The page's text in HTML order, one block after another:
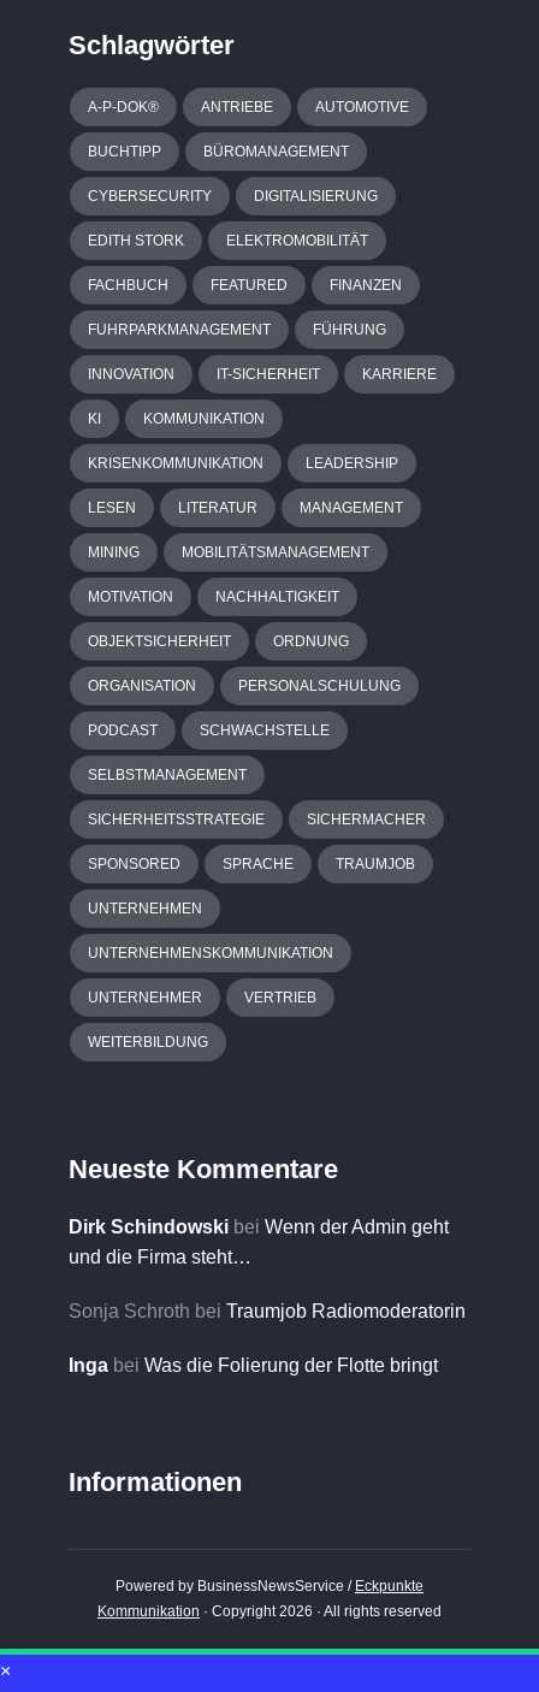
Schlagwörter
A-P-DOK® ANTRIEBE AUTOMOTIVE
BUCHTIPP BÜROMANAGEMENT
CYBERSECURITY DIGITALISIERUNG
EDITH STORK ELEKTROMOBILITÄT
FACHBUCH FEATURED FINANZEN
FUHRPARKMANAGEMENT FÜHRUNG
INNOVATION IT-SICHERHEIT KARRIERE
KI KOMMUNIKATION
KRISENKOMMUNIKATION LEADERSHIP
LESEN LITERATUR MANAGEMENT
MINING MOBILITÄTSMANAGEMENT
MOTIVATION NACHHALTIGKEIT
OBJEKTSICHERHEIT ORDNUNG
ORGANISATION PERSONALSCHULUNG
PODCAST SCHWACHSTELLE
SELBSTMANAGEMENT
SICHERHEITSSTRATEGIE SICHERMACHER
SPONSORED SPRACHE TRAUMJOB
UNTERNEHMEN
UNTERNEHMENSKOMMUNIKATION
UNTERNEHMER VERTRIEB
WEITERBILDUNG
Neueste Kommentare
Dirk Schindowski bei Wenn der Admin geht
und die Firma steht…
Sonja Schroth bei Traumjob Radiomoderatorin
Inga bei Was die Folierung der Flotte bringt
Informationen
Powered by BusinessNewsService / Eckpunkte
Kommunikation · Copyright 2026 · All rights reserved
×